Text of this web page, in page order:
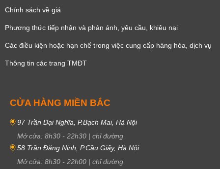
Chính sách về giá
Phương thức tiếp nhận và phản ánh, yêu cầu, khiêu nại
Các điều kiện hoặc hạn chế trong việc cung cấp hàng hóa, dịch vụ
Thông tin các trang TMĐT
CỬA HÀNG MIỀN BẮC
97 Trần Đại Nghĩa, P.Bạch Mai, Hà Nội
Mở cửa: 8h30 - 22h30 | chỉ đường
58 Trần Đăng Ninh, P.Cầu Giấy, Hà Nội
Mở cửa: 8h30 - 22h00 | chỉ đường